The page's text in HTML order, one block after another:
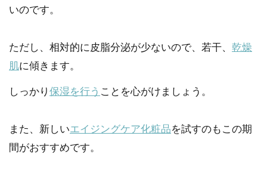
いのです。
ただし、相対的に皮脂分泌が少ないので、若干、 乾燥
肌に傾きます。
しっかり 保湿を行う ことを心がけましょう。
また、新しいエイジングケア化粧品を試すのもこの期
間がおすすめです。